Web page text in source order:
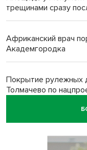
трещинами сразу
Африканский врач
Академгородка
Покрытие рулежных
Толмачево по